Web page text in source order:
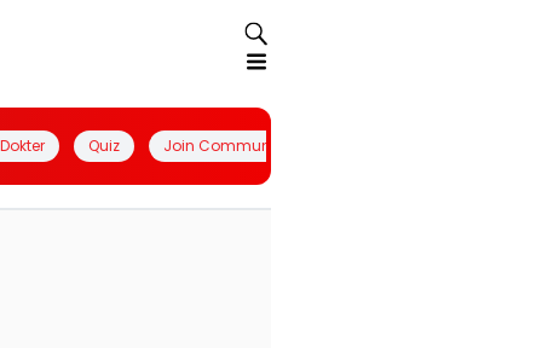
Quiz Join Community